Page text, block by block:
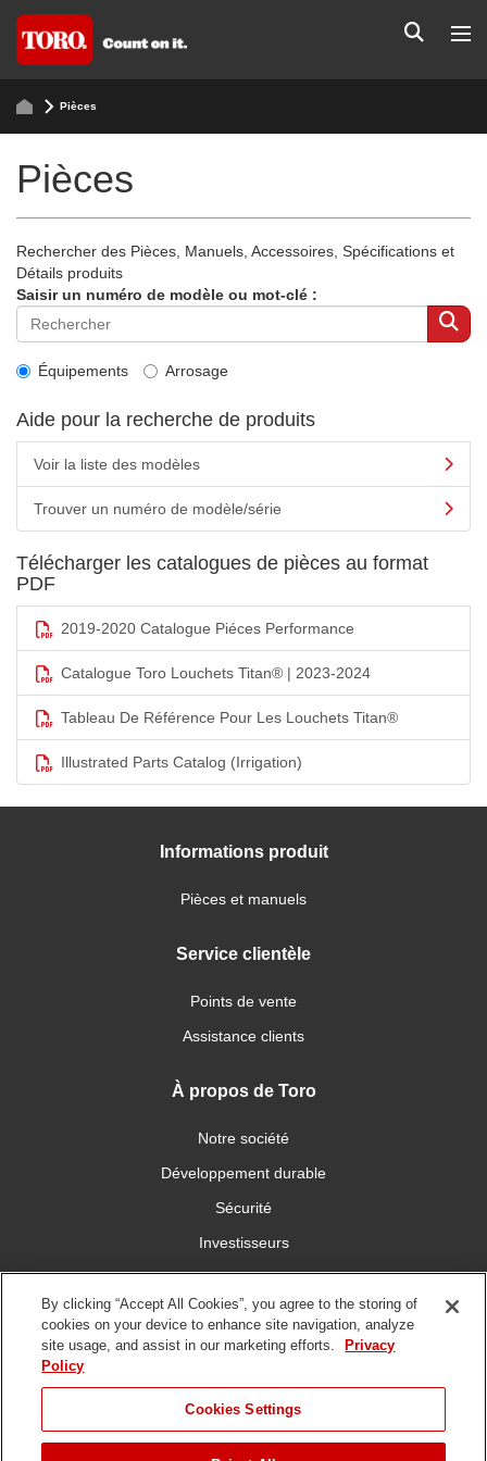
Pièces
Pièces
Rechercher des Pièces, Manuels, Accessoires, Spécifications et
Détails produits
Saisir un numéro de modèle ou mot-clé :
Équipements Arrosage
Aide pour la recherche de produits
Voir la liste des modèles
Trouver un numéro de modèle/série
Télécharger les catalogues de pièces au format
PDF
2019-2020 Catalogue Piéces Performance
Catalogue Toro Louchets Titan® | 2023-2024
Tableau De Référence Pour Les Louchets Titan®
Illustrated Parts Catalog (Irrigation)
Informations produit
Pièces et manuels
Service clientèle
Points de vente
Assistance clients
À propos de Toro
Notre société
Développement durable
Sécurité
Investisseurs
Carrières
Connectez-vous avec nous
By clicking “Accept All Cookies”, you agree to the storing of
cookies on your device to enhance site navigation, analyze
site usage, and assist in our marketing efforts.
Privacy
Policy
Cookies Settings